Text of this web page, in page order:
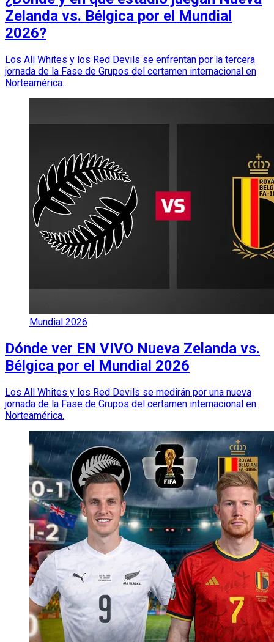
Zelanda vs. Bélgica por el Mundial
2026?
Los All Whites y los Red Devils se enfrentan por la tercera
jornada de la Fase de Grupos del certamen internacional en
Norteamérica.
Mundial 2026
Dónde ver EN VIVO Nueva Zelanda vs.
Bélgica por el Mundial 2026
Los All Whites y los Red Devils se medirán por una nueva
jornada de la Fase de Grupos del certamen internacional en
Norteamérica.